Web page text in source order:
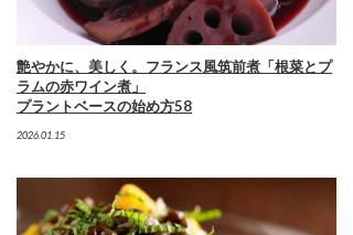
艶やかに、美しく。フランス風筑前煮「根菜とプ
ラムの赤ワイン煮」
プラントベースの始め方58
2026.01.15